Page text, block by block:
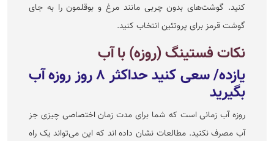
کنید. گوشت‌های بدون چربی مانند مرغ و بوقلمون را به جای
گوشت قرمز برای پروتئین انتخاب کنید.
نکات فستینگ (روزه) با آب
یازده/ سعی کنید حداکثر ۸ روز روزه آب
بگیرید
روزه آب زمانی است که شما برای مدت زمان اختصاصی چیزی جز
آب مصرف نکنید. مطالعات نشان داده اند که این می‌تواند یک راه